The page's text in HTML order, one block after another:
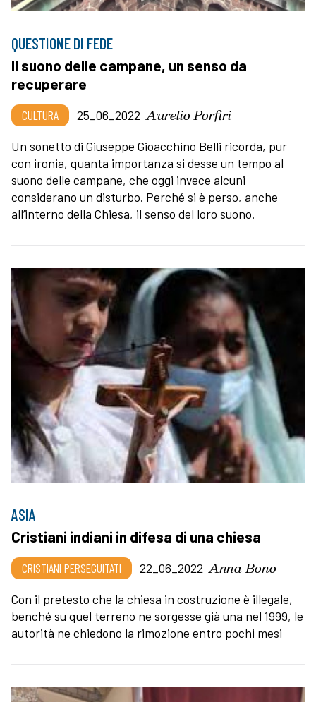
QUESTIONE DI FEDE
Il suono delle campane, un senso da
recuperare
CULTURA 25_06_2022 Aurelio Porfiri
Un sonetto di Giuseppe Gioacchino Belli ricorda, pur
con ironia, quanta importanza si desse un tempo al
suono delle campane, che oggi invece alcuni
considerano un disturbo. Perché si è perso, anche
all’interno della Chiesa, il senso del loro suono.
ASIA
Cristiani indiani in difesa di una chiesa
CRISTIANI PERSEGUITATI 22_06_2022 Anna Bono
Con il pretesto che la chiesa in costruzione è illegale,
benché su quel terreno ne sorgesse già una nel 1999, le
autorità ne chiedono la rimozione entro pochi mesi